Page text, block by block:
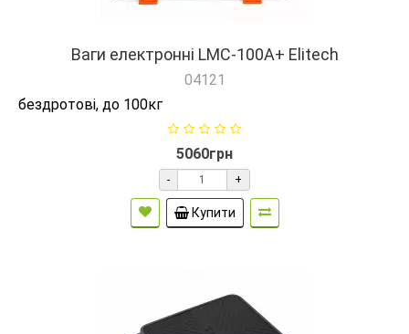
Ваги електронні LMC-100A+ Elitech
04121
бездротові, до 100кг
5060грн
- +
Купити